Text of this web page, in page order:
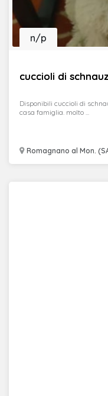
cuccioli di
Romagnano al Mon.
n/p
Disponibili cuccioli di
casa famiglia. molto ...